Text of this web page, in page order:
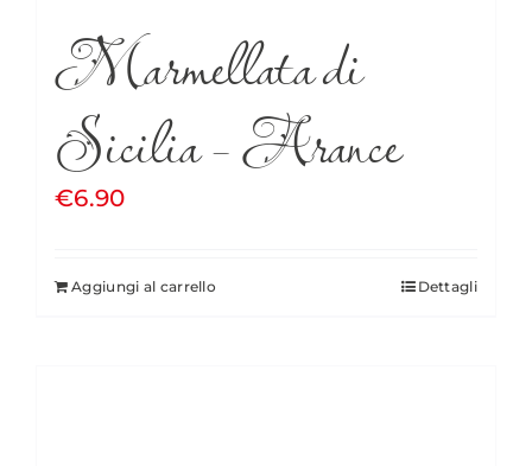
Marmellata di
Sicilia – Arance
€6.90
Aggiungi al carrello Dettagli